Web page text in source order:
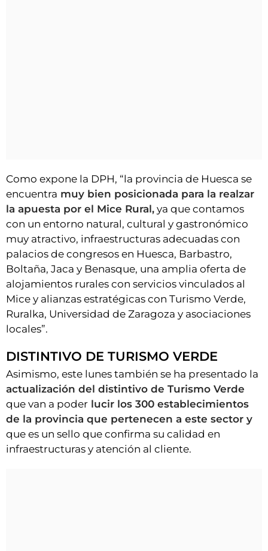
Como expone la DPH, “la provincia de Huesca se
encuentra muy bien posicionada para la realzar
la apuesta por el Mice Rural, ya que contamos
con un entorno natural, cultural y gastronómico
muy atractivo, infraestructuras adecuadas con
palacios de congresos en Huesca, Barbastro,
Boltaña, Jaca y Benasque, una amplia oferta de
alojamientos rurales con servicios vinculados al
Mice y alianzas estratégicas con Turismo Verde,
Ruralka, Universidad de Zaragoza y asociaciones
locales”.
DISTINTIVO DE TURISMO VERDE
Asimismo, este lunes también se ha presentado la
actualización del distintivo de Turismo Verde
que van a poder lucir los 300 establecimientos
de la provincia que pertenecen a este sector y
que es un sello que confirma su calidad en
infraestructuras y atención al cliente.